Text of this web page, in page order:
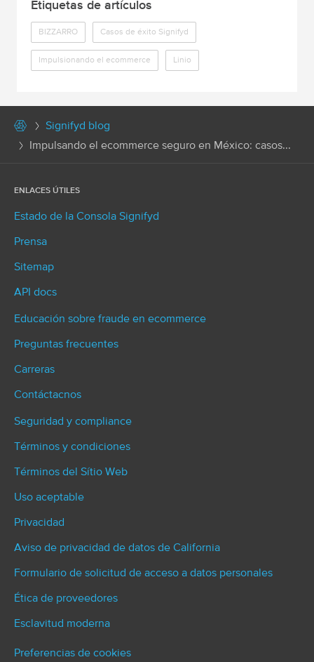
Etiquetas de artículos
BIZZARRO Casos de éxito Signifyd
Impulsionando el ecommerce Linio
Signifyd blog
Impulsando el ecommerce seguro en México: casos...
ENLACES ÚTILES
Estado de la Consola Signifyd
Prensa
Sitemap
API docs
Educación sobre fraude en ecommerce
Preguntas frecuentes
Carreras
Contáctacnos
Seguridad y compliance
Términos y condiciones
Términos del Sítio Web
Uso aceptable
Privacidad
Aviso de privacidad de datos de California
Formulario de solicitud de acceso a datos personales
Ética de proveedores
Esclavitud moderna
Preferencias de cookies